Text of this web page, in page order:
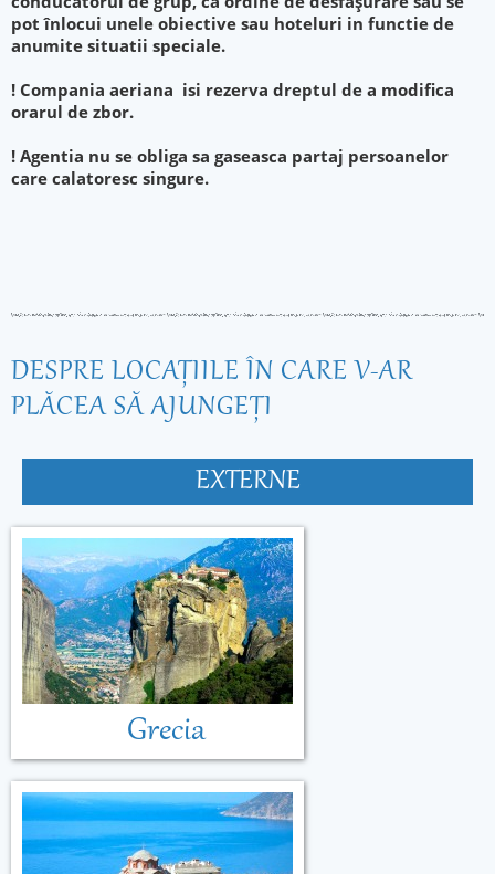
pot înlocui unele obiective sau hoteluri in functie de
anumite situatii speciale.
! Compania aeriana isi rezerva dreptul de a modifica
orarul de zbor.
! Agentia nu se obliga sa gaseasca partaj persoanelor
care calatoresc singure.
DESPRE LOCAŢIILE ÎN CARE V-AR
PLĂCEA SĂ AJUNGEŢI
EXTERNE
Grecia